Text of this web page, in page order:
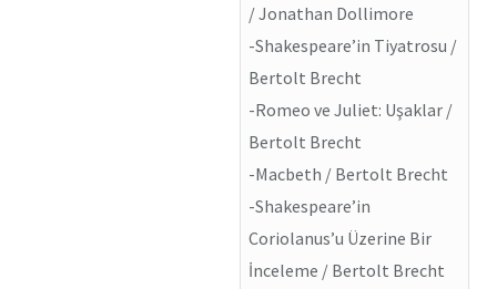
/ Jonathan Dollimore
-Shakespeare’in Tiyatrosu /
Bertolt Brecht
-Romeo ve Juliet: Uşaklar /
Bertolt Brecht
-Macbeth / Bertolt Brecht
-Shakespeare’in
Coriolanus’u Üzerine Bir
İnceleme / Bertolt Brecht